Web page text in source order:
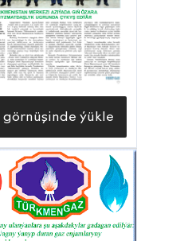
görnüşinde ýükle